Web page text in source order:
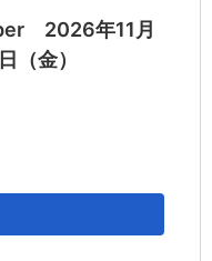
2026年11月
（金）